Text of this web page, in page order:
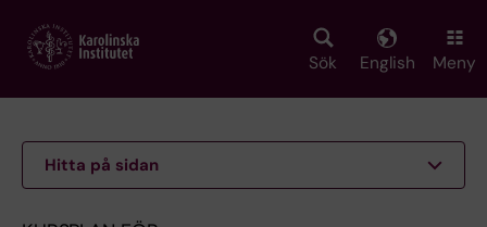
main
Sök English Meny
Hitta på sidan